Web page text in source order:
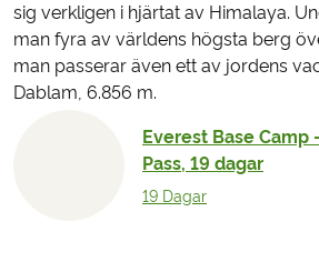
sig verkligen i hjärtat av Himalaya.
man fyra av världens högsta berg
man passerar även ett av jordens
Dablam, 6.856 m.
Everest Base Camp
Pass, 19 dagar
19 Dagar